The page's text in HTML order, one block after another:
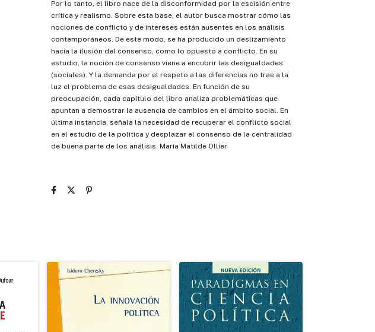
Por lo tanto, el libro nace de la disconformidad por la escisión entre
crítica y realismo. Sobre esta base, el autor busca mostrar cómo las
nociones de conflicto y de intereses están ausentes en los análisis
contemporáneos. De este modo, se ha producido un deslizamiento
hacia la ilusión del consenso, como lo opuesto a conflicto. En su
estudio, la noción de consenso viene a encubrir las desigualdades
(sociales). Y la demanda por el respeto a las diferencias no trae a la
luz el problema de esas desigualdades. En función de su
preocupación, cada capítulo del libro analiza problemáticas que
apuntan a demostrar la ausencia de cambios en el ámbito social. En
última instancia, señala la necesidad de recuperar el conflicto social
en el estudio de la política y desplazar el consenso de la centralidad
de buena parte de los análisis. María Matilde Ollier